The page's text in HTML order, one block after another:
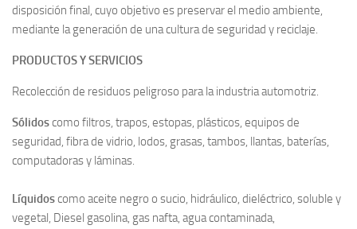
disposición final, cuyo objetivo es preservar el medio ambiente,
mediante la generación de una cultura de seguridad y reciclaje.
PRODUCTOS Y SERVICIOS
Recolección de residuos peligroso para la industria automotriz.
Sólidoscomo filtros, trapos, estopas, plásticos, equipos de
seguridad, fibra de vidrio, lodos, grasas, tambos, llantas, baterías,
computadoras y láminas.
Líquidoscomo aceite negro o sucio, hidráulico, dieléctrico, soluble y
vegetal, Diesel gasolina, gas nafta, agua contaminada,